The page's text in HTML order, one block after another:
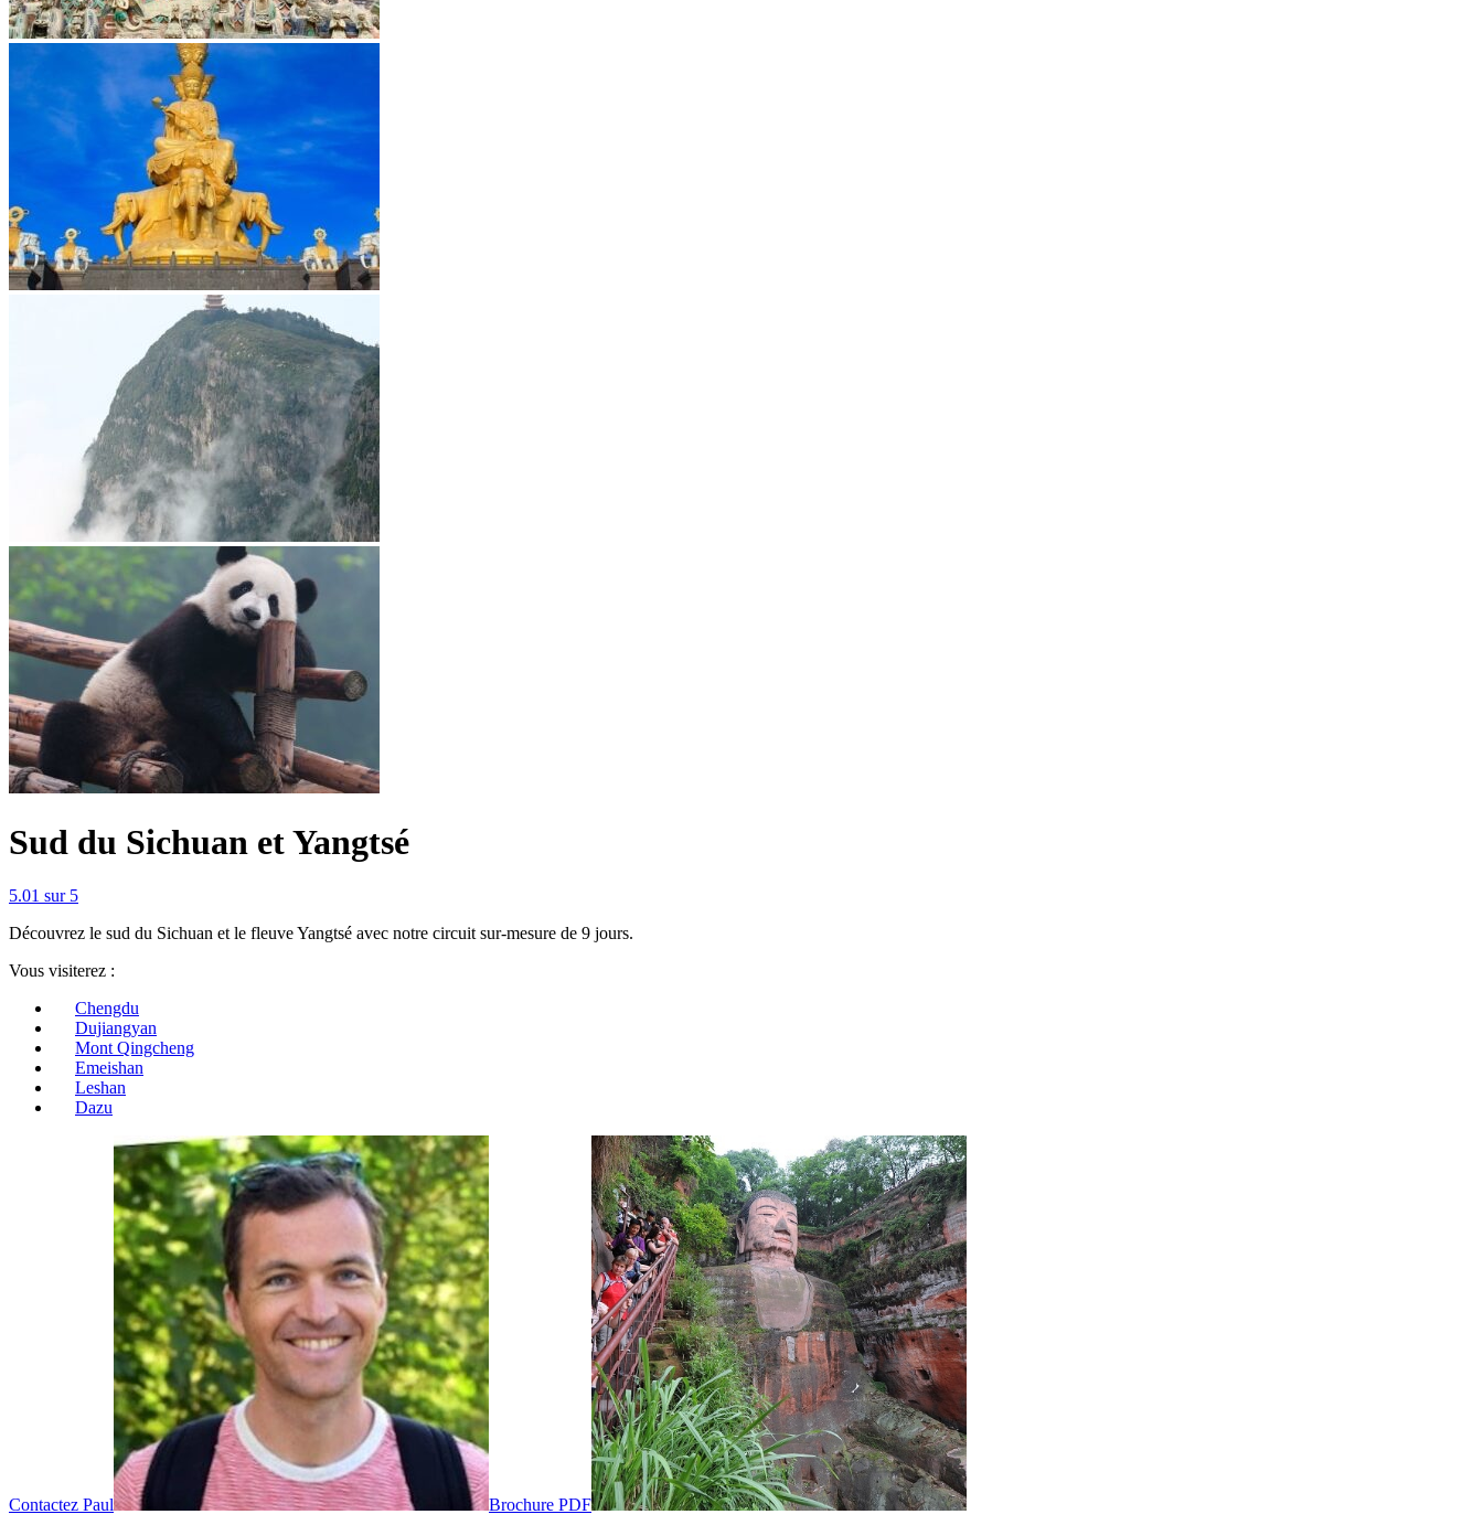
Sud du Sichuan et Yangtsé
5.01 sur 5
Découvrez le sud du Sichuan et le fleuve Yangtsé avec notre circuit sur-mesure de 9 jours.
Vous visiterez :
Chengdu
Dujiangyan
Mont Qingcheng
Emeishan
Leshan
Dazu
Contactez Paul Brochure PDF